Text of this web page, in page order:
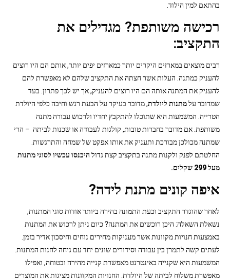
בהתאם למין הילוד.
רכישה משותפת? מגדילים את
התקציב:
רבים מוצאים במארזים היקרים יותר כמארזים יפים יותר, אותם הם היו רוצים
להעניק כמתנה. העלות אשר חצתה את התקציב שלהם לא מאפשרת להם
להעניק את המתנה אותה הם היו רוצים להעניק, אך יש לכך פתרון. בעד
שמדובר עלמתנות ליולדת, מדובר בעיקר על הבעת רגש וחיבה כלפי היולדת
הטרייה. המשמעות היא שתוכלו להתקבץ יחדיו ולרכוש עבורה מתנה
משותפת. אם מדובר בחברות טובות, קולגות לעבודה או שכנות לביתה – הרי
שמתנה מכולכן מבורכת ותעניק את אותו אפקט של שמחה והתרגשות.
החלטתם לפנק ולקנות מתנה בתקציב קצת גדול היכנסו עכשיו לסוגי מתנות
מעל 299 שקלים
.
איפה קונים מתנת לידה?
לאחר שהוגדר התקציב וכעת התמונה בהירה ביותר אודות סוגי המתנות,
נשאלת השאלה: היכן רוכשים את המתנה? כיום ניתן לרכוש את המתנות
באמצעות חנויות מקוונות אשר מעניקות מחירים נוחים וחיסכון אדיר בזמן.
לעתים קשה לתמרן בין עבודה וסידורים שונים יחד עם גיחה לחנות המתנות.
המשמעות היא שקנייה באינטרנט מאפשרת קנייה מהירה ובטוחה, ואפילו
מאפשרת משלוח לביתה של היולדת. החנויות המקוונות מציגות את המוצרים